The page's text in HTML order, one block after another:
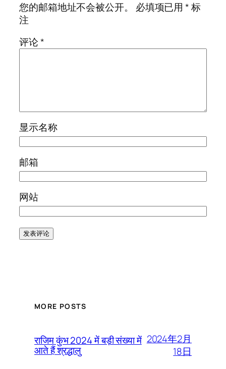
您的邮箱地址不会被公开。
必填项已用*标
注
评论*
显示名称
邮箱
网站
MORE POSTS
राजिम कुंभ 2024 में बड़ी संख्या में
आते हैं श्रद्धालु
2024年2月
18日